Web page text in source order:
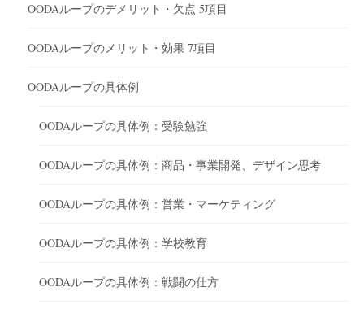
OODAループのデメリット・欠点 5項目
OODAループのメリット・効果 7項目
OODAループの具体例
OODAループの具体例：受験勉強
OODAループの具体例：商品・事業開発、デザイン思考
OODAループの具体例：営業・マーケティング
OODAループの具体例：学校教育
OODAループの具体例：戦闘の仕方